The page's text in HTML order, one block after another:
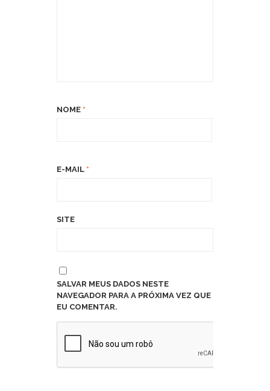
NOME *
E-MAIL *
SITE
SALVAR MEUS DADOS NESTE
NAVEGADOR PARA A PRÓXIMA VEZ QUE
EU COMENTAR.